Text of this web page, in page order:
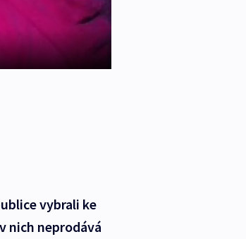
vybrali ke
nich neprodává